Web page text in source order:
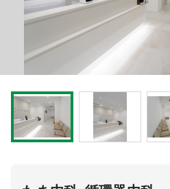
医療モール開業
継承開業（医院継承）
新規開業（戸建て・テナント）
コンサルタント
開業支援事例
開業支援事例
施工事例
開業ノウハウ